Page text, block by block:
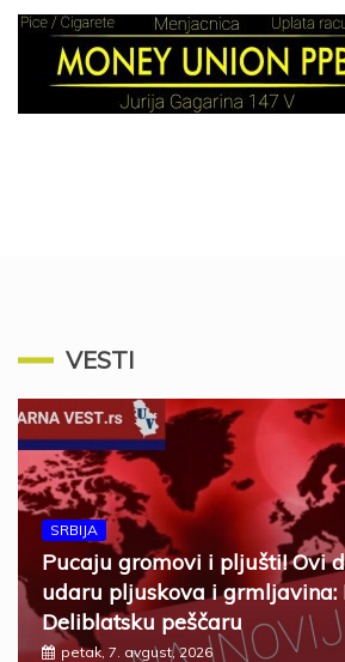
VESTI
SRBIJA
Pucaju gromovi i pljušti! Ovi
udaru pljuskova i grmljavina:
Deliblatsku peščaru
petak, 7. avgust, 2026